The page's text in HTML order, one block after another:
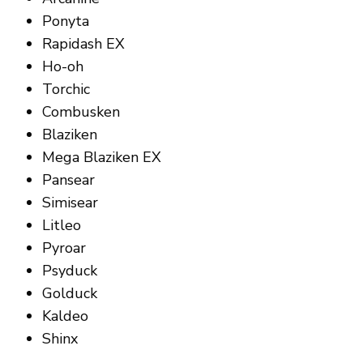
Ponyta
Rapidash EX
Ho-oh
Torchic
Combusken
Blaziken
Mega Blaziken EX
Pansear
Simisear
Litleo
Pyroar
Psyduck
Golduck
Kaldeo
Shinx